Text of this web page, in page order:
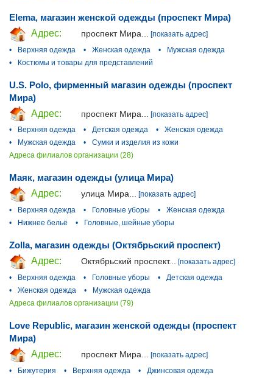
Elema, магазин женской одежды (проспект Мира)
Адрес:
проспект Мира...
[показать адрес]
•
Верхняя одежда • Женская одежда •
Мужская одежда
•
Костюмы и товары для представлений
U.S. Polo, фирменный магазин одежды (проспект
Мира)
Адрес:
проспект Мира...
[показать адрес]
•
Верхняя одежда • Детская одежда •
Женская одежда
•
Мужская одежда •
Сумки и изделия из кожи
Адреса филиалов организации (28)
Маяк, магазин одежды (улица Мира)
Адрес:
улица Мира... [показать адрес]
•
Верхняя одежда • Головные уборы •
Женская одежда
•
Нижнее бельё • Головные, шейные уборы
Zolla, магазин одежды (Октябрьский проспект)
Адрес:
Октябрьский проспект... [показать адрес]
•
Верхняя одежда • Головные уборы •
Детская одежда
•
Женская одежда •
Мужская одежда
Адреса филиалов организации (79)
Love Republic, магазин женской одежды (проспект
Мира)
Адрес:
проспект Мира...
[показать адрес]
•
Бижутерия • Верхняя одежда •
Джинсовая одежда